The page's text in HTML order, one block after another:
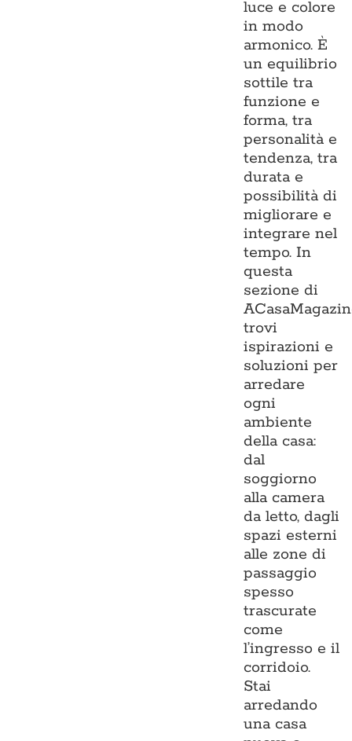
luce e colore
in modo
armonico. È
un equilibrio
sottile tra
funzione e
forma, tra
personalità e
tendenza, tra
durata e
possibilità di
migliorare e
integrare nel
tempo. In
questa
sezione di
trovi
ispirazioni e
soluzioni per
arredare
ogni
ambiente
della casa:
dal
soggiorno
alla camera
da letto, dagli
spazi esterni
alle zone di
passaggio
spesso
trascurate
come
l’ingresso e il
corridoio.
Stai
arredando
una casa